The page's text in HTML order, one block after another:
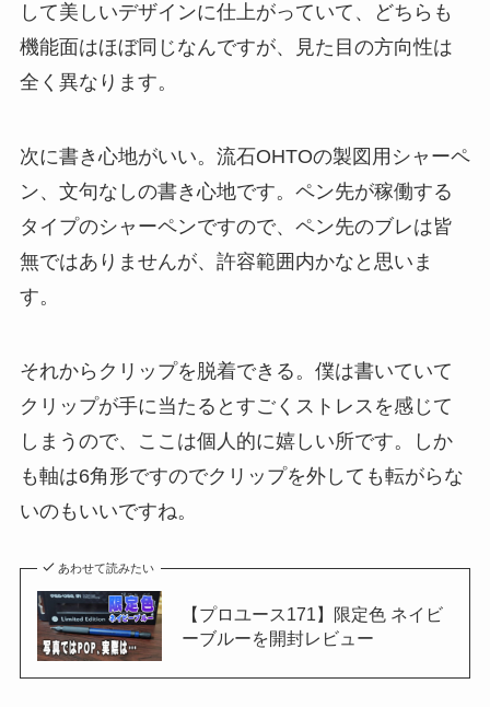
して美しいデザインに仕上がっていて、どちらも
機能面はほぼ同じなんですが、見た目の方向性は
全く異なります。
次に書き心地がいい。流石OHTOの製図用シャーペ
ン、文句なしの書き心地です。ペン先が稼働する
タイプのシャーペンですので、ペン先のブレは皆
無ではありませんが、許容範囲内かなと思いま
す。
それから クリップを脱着できる 。僕は書いていて
クリップが手に当たるとすごくストレスを感じて
しまうので、ここは個人的に嬉しい所です。しか
も軸は6角形ですのでクリップを外しても転がらな
いのもいいですね。
あわせて読みたい
【プロユース171】限定色 ネイビ
ーブルーを開封レビュー